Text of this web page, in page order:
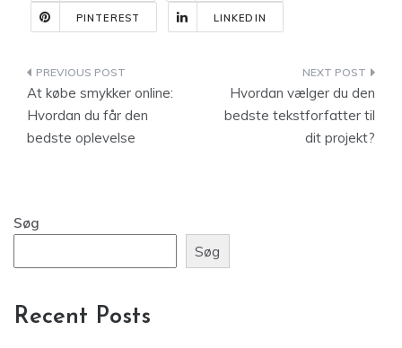
PINTEREST LINKEDIN
Indlægsnavigation
At købe smykker online:
Hvordan du får den
bedste oplevelse
Hvordan vælger du den
bedste tekstforfatter til
dit projekt?
Søg
Søg
Recent Posts